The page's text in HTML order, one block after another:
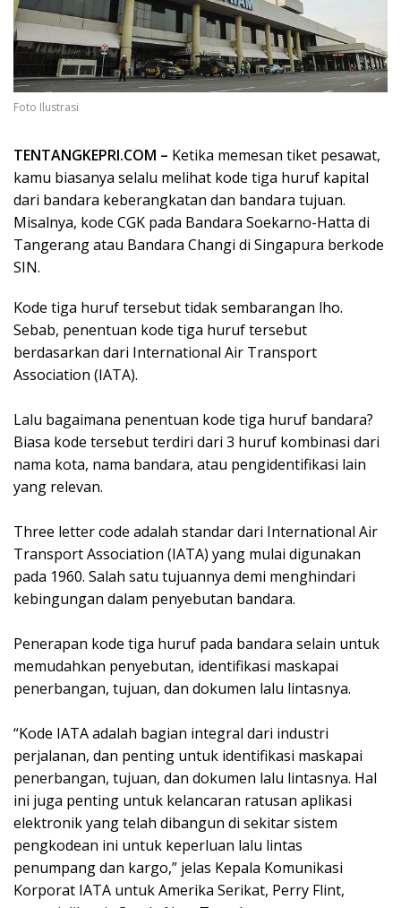
Foto Ilustrasi
TENTANGKEPRI.COM – Ketika memesan tiket pesawat,
kamu biasanya selalu melihat kode tiga huruf kapital
dari bandara keberangkatan dan bandara tujuan.
Misalnya, kode CGK pada Bandara Soekarno-Hatta di
Tangerang atau Bandara Changi di Singapura berkode
SIN.
Kode tiga huruf tersebut tidak sembarangan lho.
Sebab, penentuan kode tiga huruf tersebut
berdasarkan dari International Air Transport
Association (IATA).
Lalu bagaimana penentuan kode tiga huruf bandara?
Biasa kode tersebut terdiri dari 3 huruf kombinasi dari
nama kota, nama bandara, atau pengidentifikasi lain
yang relevan.
Three letter code adalah standar dari International Air
Transport Association (IATA) yang mulai digunakan
pada 1960. Salah satu tujuannya demi menghindari
kebingungan dalam penyebutan bandara.
Penerapan kode tiga huruf pada bandara selain untuk
memudahkan penyebutan, identifikasi maskapai
penerbangan, tujuan, dan dokumen lalu lintasnya.
“Kode IATA adalah bagian integral dari industri
perjalanan, dan penting untuk identifikasi maskapai
penerbangan, tujuan, dan dokumen lalu lintasnya. Hal
ini juga penting untuk kelancaran ratusan aplikasi
elektronik yang telah dibangun di sekitar sistem
pengkodean ini untuk keperluan lalu lintas
penumpang dan kargo,” jelas Kepala Komunikasi
Korporat IATA untuk Amerika Serikat, Perry Flint,